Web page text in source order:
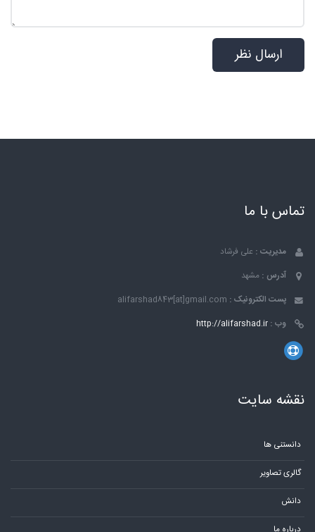
تماس با ما
مدیریت : علی فرشاد
آدرس : مشهد
پست الکترونیک : alifarshad843[at]gmail.com
وب : http://alifarshad.ir
نقشه سایت
دانستنی ها
گالری تصاویر
دانش